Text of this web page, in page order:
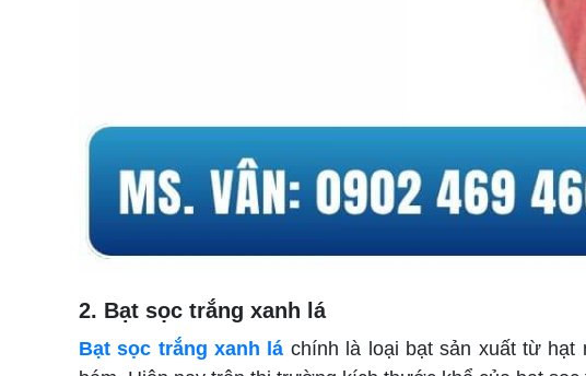
2. Bạt sọc trắng xanh lá
Bạt sọc trắng xanh lá chính là loại bạt sản xuất từ hạt